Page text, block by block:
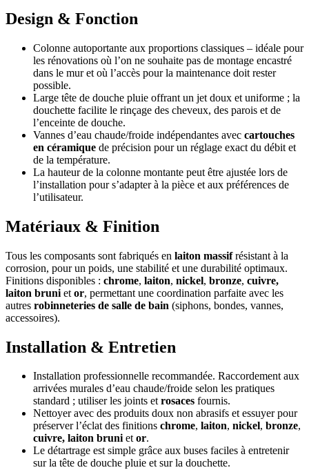
Design & Fonction
Colonne autoportante aux proportions classiques – idéale pour
les rénovations où l’on ne souhaite pas de montage encastré
dans le mur et où l’accès pour la maintenance doit rester
possible.
Large tête de douche pluie offrant un jet doux et uniforme ; la
douchette facilite le rinçage des cheveux, des parois et de
l’enceinte de douche.
Vannes d’eau chaude/froide indépendantes avec cartouches
en céramique de précision pour un réglage exact du débit et
de la température.
La hauteur de la colonne montante peut être ajustée lors de
l’installation pour s’adapter à la pièce et aux préférences de
l’utilisateur.
Matériaux & Finition
Tous les composants sont fabriqués en laiton massifrésistant à la
corrosion, pour un poids, une stabilité et une durabilité optimaux.
Finitions disponibles : chrome, laiton, nickel, bronze, cuivre,
laiton bruni et or, permettant une coordination parfaite avec les
autres robinneteries de salle de bain (siphons, bondes, vannes,
accessoires).
Installation & Entretien
Installation professionnelle recommandée. Raccordement aux
arrivées murales d’eau chaude/froide selon les pratiques
standard ; utiliser les joints etrosaces fournis.
Nettoyer avec des produits doux non abrasifs et essuyer pour
préserver l’éclat des finitions chrome, laiton, nickel, bronze,
cuivre, laiton brunietor.
Le détartrage est simple grâce aux buses faciles à entretenir
sur la tête de douche pluie et sur la douchette.